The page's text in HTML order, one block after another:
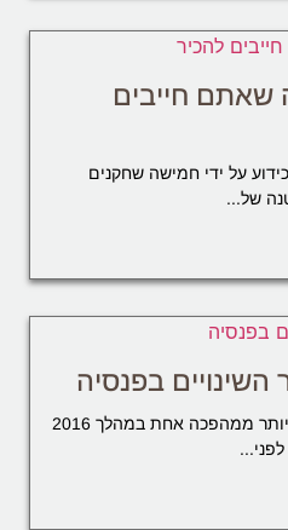
שאתם חייבים
על ידי חמישה שחקנים
של...
בפנסיה
תחום הביטוח הפנסיוני עבר יותר ממהפכה אחת במהלך 2016